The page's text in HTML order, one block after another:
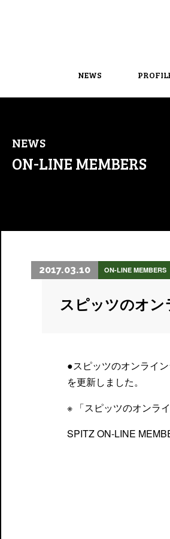
NEWS
NEWS
ON-LINE MEMBERS
2017.03.10 ON-LINE MEMBERS
スピッツのオン
●スピッツのオンライ
を更新しました。
※ 「スピッツのオンラ
SPITZ ON-LINE